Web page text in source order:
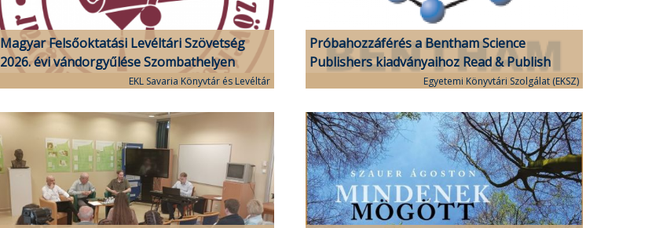
Magyar Felsőoktatási Levéltári Szövetség
2026. évi vándorgyűlése Szombathelyen
EKL Savaria Könyvtár és Levéltár
Próbahozzáférés a Bentham Science
Publishers kiadványaihoz Read & Publish
publikálási lehetőséggelEgyetemi Könyvtári Szolgálat (EKSZ)